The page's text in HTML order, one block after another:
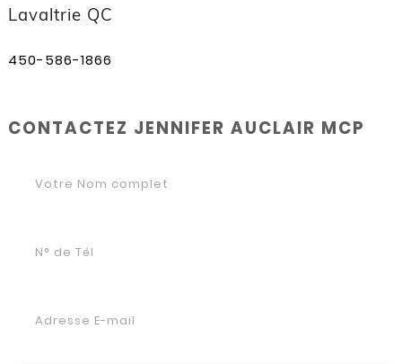
Lavaltrie QC
450-586-1866
CONTACTEZ JENNIFER AUCLAIR MCP